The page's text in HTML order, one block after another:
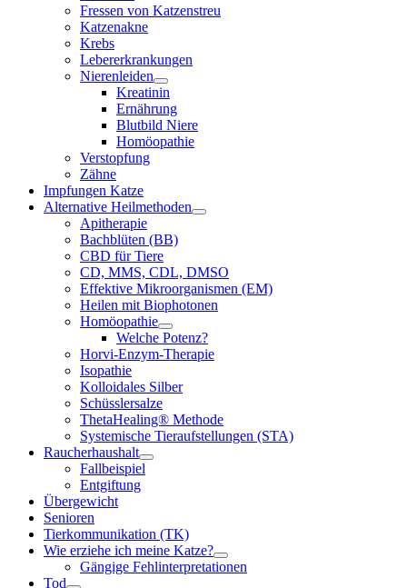
Fressen von Katzenstreu
Katzenakne
Krebs
Lebererkrankungen
Nierenleiden
Kreatinin
Ernährung
Blutbild Niere
Homöopathie
Verstopfung
Zähne
Impfungen Katze
Alternative Heilmethoden
Apitherapie
Bachblüten (BB)
CBD für Tiere
CD, MMS, CDL, DMSO
Effektive Mikroorganismen (EM)
Heilen mit Biophotonen
Homöopathie
Welche Potenz?
Horvi-Enzym-Therapie
Isopathie
Kolloidales Silber
Schüsslersalze
ThetaHealing® Methode
Systemische Tieraufstellungen (STA)
Raucherhaushalt
Fallbeispiel
Entgiftung
Übergewicht
Senioren
Tierkommunikation (TK)
Wie erziehe ich meine Katze?
Gängige Fehlinterpretationen
Tod